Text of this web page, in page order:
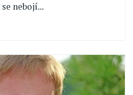
nebojí...